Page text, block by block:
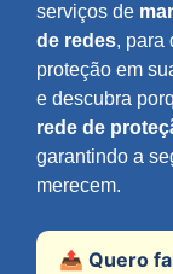
serviços de
de redes, para
proteção em
e descubra
rede de
garantindo a
merecem.
📤 Quero